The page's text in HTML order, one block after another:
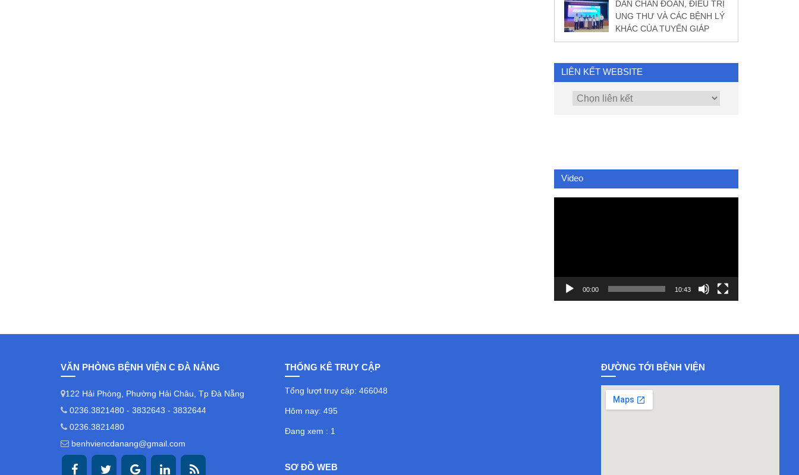
DẪN CHẨN ĐOÁN, ĐIỀU TRỊ
UNG THƯ VÀ CÁC BỆNH LÝ
KHÁC CỦA TUYẾN GIÁP
LIÊN KẾT WEBSITE
Video
00:00 10:43
VĂN PHÒNG BỆNH VIỆN C ĐÀ NẴNG
122 Hải Phòng, Phường Hải Châu, Tp Đà Nẵng
0236.3821480 - 3832643 - 3832644
0236.3821480
benhviencdanang@gmail.com
THỐNG KÊ TRUY CẬP
Tổng lượt truy cập: 466048
Hôm nay: 495
Đang xem : 1
SƠ ĐỒ WEB
ĐƯỜNG TỚI BỆNH VIỆN